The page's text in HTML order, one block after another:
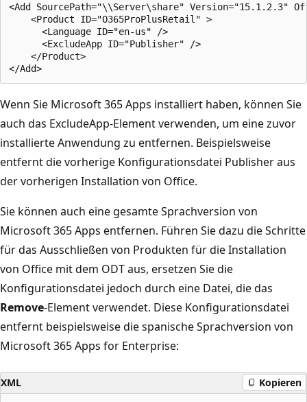
<Add SourcePath="\\Server\share" Version="15.1.2.3"
    <Product ID="O365ProPlusRetail" >
      <Language ID="en-us" />
      <ExcludeApp ID="Publisher" />
    </Product>
Wenn Sie Microsoft 365 Apps installiert haben, können Sie
auch das ExcludeApp-Element verwenden, um eine zuvor
installierte Anwendung zu entfernen. Beispielsweise
entfernt die vorherige Konfigurationsdatei Publisher aus
der vorherigen Installation von Office.
Sie können auch eine gesamte Sprachversion von
Microsoft 365 Apps entfernen. Führen Sie dazu die Schritte
für das Ausschließen von Produkten für die Installation
von Office mit dem ODT aus, ersetzen Sie die
Konfigurationsdatei jedoch durch eine Datei, die das
Remove-Element verwendet. Diese Konfigurationsdatei
entfernt beispielsweise die spanische Sprachversion von
Microsoft 365 Apps for Enterprise:
XML Kopieren